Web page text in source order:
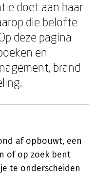
doet aan haar
die belofte
deze pagina
en
brand
af opbouwt, een
of op zoek bent
te onderscheiden